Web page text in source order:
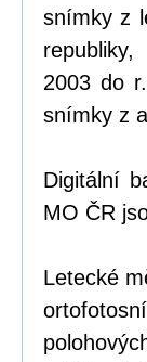
snímky z
2003 do
snímky z
Digitální
MO ČR
Letecké